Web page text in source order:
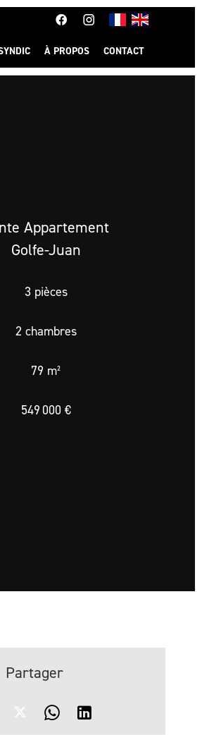
À PROPOS CONTACT
Appartement
Golfe-Juan
3 pièces
2 chambres
79 m²
549 000 €
Partager